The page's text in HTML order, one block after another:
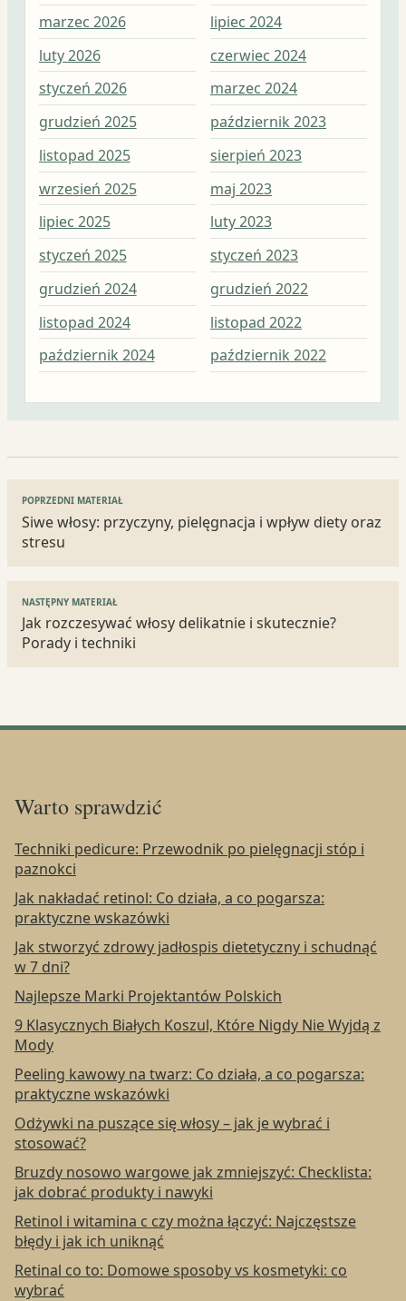
marzec 2026
luty 2026
styczeń 2026
grudzień 2025
listopad 2025
wrzesień 2025
lipiec 2025
styczeń 2025
grudzień 2024
listopad 2024
październik 2024
lipiec 2024
czerwiec 2024
marzec 2024
październik 2023
sierpień 2023
maj 2023
luty 2023
styczeń 2023
grudzień 2022
listopad 2022
październik 2022
Nawigacja
wpisu
POPRZEDNI MATERIAŁ
Siwe włosy: przyczyny, pielęgnacja i wpływ diety oraz
stresu
NASTĘPNY MATERIAŁ
Jak rozczesywać włosy delikatnie i skutecznie?
Porady i techniki
Warto sprawdzić
Techniki pedicure: Przewodnik po pielęgnacji stóp i
paznokci
Jak nakładać retinol: Co działa, a co pogarsza:
praktyczne wskazówki
Jak stworzyć zdrowy jadłospis dietetyczny i schudnąć
w 7 dni?
Najlepsze Marki Projektantów Polskich
9 Klasycznych Białych Koszul, Które Nigdy Nie Wyjdą z
Mody
Peeling kawowy na twarz: Co działa, a co pogarsza:
praktyczne wskazówki
Odżywki na puszące się włosy – jak je wybrać i
stosować?
Bruzdy nosowo wargowe jak zmniejszyć: Checklista:
jak dobrać produkty i nawyki
Retinol i witamina c czy można łączyć: Najczęstsze
błędy i jak ich uniknąć
Retinal co to: Domowe sposoby vs kosmetyki: co
wybrać